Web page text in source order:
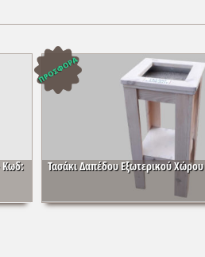
Κωδ: Τασάκι Δαπέδου Εξωτερικού